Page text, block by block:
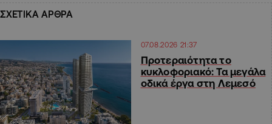
ΣΧΕΤΙΚΑ ΑΡΘΡΑ
07.08.2026 21:37
Προτεραιότητα το
κυκλοφοριακό: Τα μεγάλα
οδικά έργα στη Λεμεσό